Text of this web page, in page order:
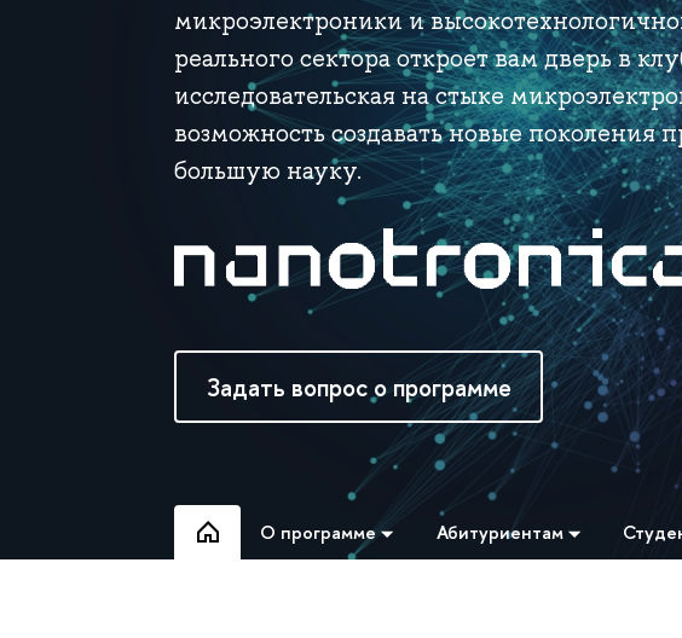
микроэлектроники и
реального сектора откроет вам дверь в
исследовательская на стыке
возможность создавать новые поколения
большую науку.
Задать вопрос о программе
О программе Абитуриентам